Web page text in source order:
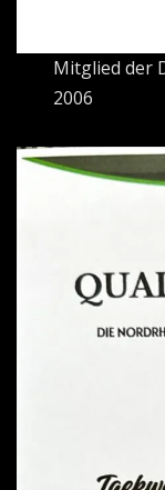
Mitglied der
2006